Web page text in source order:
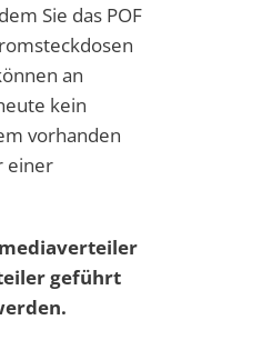
Sie das POF
an
kein
vorhanden
einer
geführt